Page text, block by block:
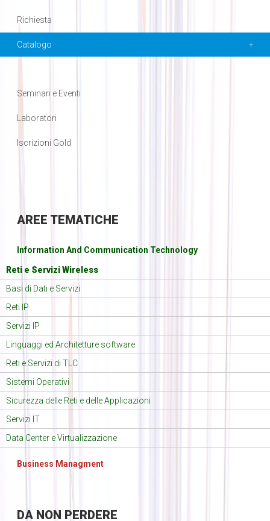
Richiesta
Catalogo
Seminari e Eventi
Laboratori
Iscrizioni Gold
AREE TEMATICHE
Information And Communication Technology
Reti e Servizi Wireless
Basi di Dati e Servizi
Reti IP
Servizi IP
Linguaggi ed Architetture software
Reti e Servizi di TLC
Sistemi Operativi
Sicurezza delle Reti e delle Applicazioni
Servizi IT
Data Center e Virtualizzazione
Business Managment
DANON PERDERE